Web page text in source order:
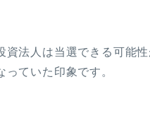
資法人は当選できる可能
ていた印象です。